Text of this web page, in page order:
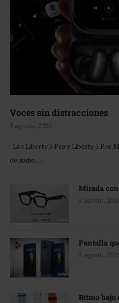
Voces sin distracciones
5 agosto, 2026
Los Liberty 5 Pro y Liberty 5 Pro
de audio …
Mirada
5 agosto,
Pantalla
5 agosto,
Ritmo bajo